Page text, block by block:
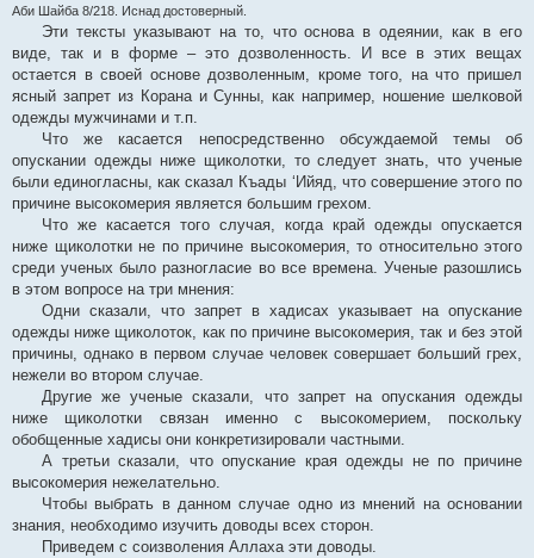
Аби Шайба 8/218. Иснад достоверный.
Эти тексты указывают на то, что основа в одеянии, как в его
виде, так и в форме – это дозволенность. И все в этих вещах
остается в своей основе дозволенным, кроме того, на что пришел
ясный запрет из Корана и Сунны, как например, ношение шелковой
одежды мужчинами и т.п.
Что же касается непосредственно обсуждаемой темы об
опускании одежды ниже щиколотки, то следует знать, что ученые
были единогласны, как сказал Къады ‘Ийяд, что совершение этого по
причине высокомерия является большим грехом.
Что же касается того случая, когда край одежды опускается
ниже щиколотки не по причине высокомерия, то относительно этого
среди ученых было разногласие во все времена. Ученые разошлись
в этом вопросе на три мнения:
Одни сказали, что запрет в хадисах указывает на опускание
одежды ниже щиколоток, как по причине высокомерия, так и без этой
причины, однако в первом случае человек совершает больший грех,
нежели во втором случае.
Другие же ученые сказали, что запрет на опускания одежды
ниже щиколотки связан именно с высокомерием, поскольку
обобщенные хадисы они конкретизировали частными.
А третьи сказали, что опускание края одежды не по причине
высокомерия нежелательно.
Чтобы выбрать в данном случае одно из мнений на основании
знания, необходимо изучить доводы всех сторон.
Приведем с соизволения Аллаха эти доводы.